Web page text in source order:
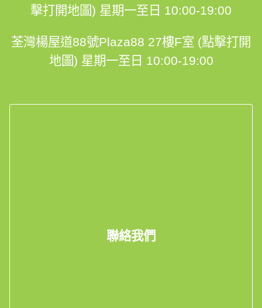
擊打開地圖) 星期一至日 10:00-19:00
荃灣楊屋道88號Plaza88 27樓F室 (點擊打開
地圖) 星期一至日 10:00-19:00
聯絡我們